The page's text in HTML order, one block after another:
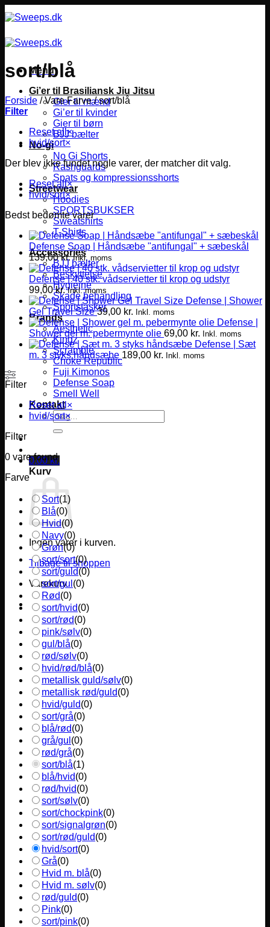
til
Menu
Gi’er til Brasiliansk Jiu Jitsu
Gier til mænd
Gi’er til kvinder
Gier til børn
BJJ bælter
No-gi
No Gi Shorts
Rashguards
Spats og kompressionsshorts
Streetwear
Hoodies
SPORTSBUKSER
Sweatshirts
T-Shirts
Accessories
BJJ bælter
Beskyttelse
Hygiejne
Skade behandling
Sportstasker
Brands
Aesthetic
Kingz
Scramble
Choke Republic
Fuji Kimonos
Defense Soap
Smell Well
Kontakt
Søg
efter:
0,00 kr.
Kurv
Ingen varer i kurven.
Tilbage til shoppen
Varekurv
sort/blå
Forside /Vare Farve/sort/blå
Filter
Reset all×
hvid/sort×
Der blev ikke fundet nogle varer, der matcher dit valg.
Reset all×
hvid/sort×
Bedst bedømte varer
Defense Soap | Håndsæbe "antifungal" + sæbeskål
139,00kr. Inkl. moms
Defense | 40 stk. vådservietter til krop og udstyr
99,00kr. Inkl. moms
Defense | Shower
Gel Travel Size 39,00 kr. Inkl. moms
Defense |
Shower gel m. pebermynte olie 69,00 kr. Inkl. moms
Defense | Sæt
m. 3 styks håndsæbe 189,00 kr. Inkl. moms
Filter
Reset all ×
hvid/sort×
Filter
0 vare found
Farve
Sort(1)
Blå(0)
Hvid(0)
Navy(0)
Grøn(0)
sort/sort(0)
sort/guld(0)
sort/gul (0)
Rød(0)
sort/hvid(0)
sort/rød(0)
pink/sølv(0)
gul/blå(0)
rød/sølv(0)
hvid/rød/blå(0)
metallisk guld/sølv(0)
metallisk rød/guld(0)
hvid/guld(0)
sort/grå(0)
blå/rød(0)
grå/gul (0)
rød/grå(0)
sort/blå(1)
blå/hvid(0)
rød/hvid(0)
sort/sølv(0)
sort/chockpink(0)
sort/signalgrøn(0)
sort/rød/guld(0)
hvid/sort(0)
Grå(0)
Hvid m. blå(0)
Hvid m. sølv(0)
rød/guld(0)
Pink(0)
sort/pink(0)